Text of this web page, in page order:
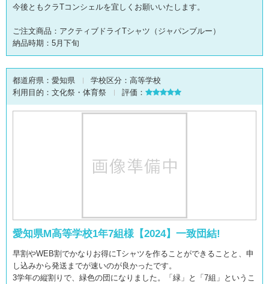
今後ともクラTコンシェルを宜しくお願いいたします。
ご注文商品：アクティブドライTシャツ（ジャパンブルー）
納品時期：5月下旬
都道府県： 愛知県 学校区分： 高等学校
利用目的： 文化祭・体育祭 評価：
愛知県M高等学校1年7組様【2024】一致団結!
早割やWEB割でかなりお得にTシャツを作ることができることと、申
し込みから発送までが速いのが良かったです。
3学年の縦割りで、緑色の団になりました。「緑」と「7組」というこ